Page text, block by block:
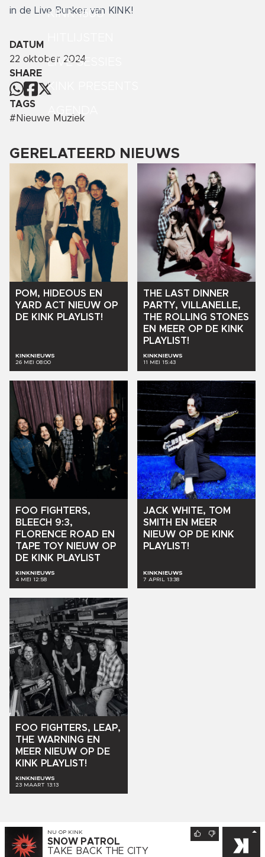
KINK 1500
LIVE SESSIES
KINK PRESENTS
in de Live Bunker van KINK!
DATUM
22 oktober 2024
SHARE
TAGS
# Nieuwe Muziek
GERELATEERD NIEUWS
POM, HIDEOUS EN
YARD ACT NIEUW OP
DE KINK PLAYLIST!
KINKNIEUWS
26 MEI 08:00
THE LAST DINNER
PARTY, VILLANELLE,
THE ROLLING STONES
EN
MEER OP DE KINK
PLAYLIST!
KINKNIEUWS
11 MEI 15:43
FOO FIGHTERS,
BLEECH 9:3,
FLORENCE ROAD EN
TAPE TOY NIEUW OP
DE KINK PLAYLIST
KINKNIEUWS
4 MEI 12:58
JACK WHITE, TOM
SMITH
EN
MEER
NIEUW OP DE KINK
PLAYLIST!
KINKNIEUWS
7 APRIL 13:38
FOO FIGHTERS, LEAP,
THE WARNING EN
MEER NIEUW OP DE
KINK PLAYLIST!
KINKNIEUWS
23 MAART 13:13
NU OP KINK
SNOW PATROL
TAKE BACK THE CITY